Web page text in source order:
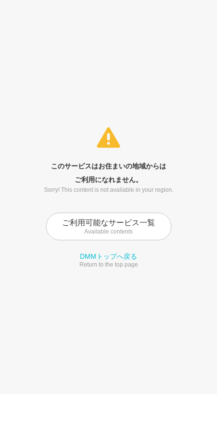
このサービスはお住まいの地域からは
ご利用になれません。
Sorry! This content is not available in your region.
ご利用可能なサービス一覧
Available contents
DMMトップへ戻る
Return to the top page